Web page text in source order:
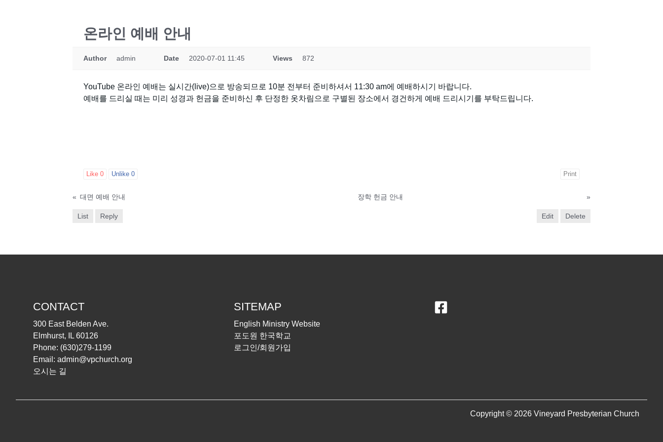
온라인 예배 안내
Author admin Date 2020-07-01 11:45 Views 872
YouTube 온라인 예배는 실시간(live)으로 방송되므로 10분 전부터 준비하셔서 11:30 am에 예배하시기 바랍니다.
예배를 드리실 때는 미리 성경과 헌금을 준비하신 후 단정한 옷차림으로 구별된 장소에서 경건하게 예배 드리시기를 부탁드립니다.
Like 0 Unlike 0 Print
« 대면 예배 안내 장학 헌금 안내 »
List Reply Edit Delete
CONTACT
300 East Belden Ave.
Elmhurst, IL 60126
Phone: (630)279-1199
Email: admin@vpchurch.org
오시는 길
SITEMAP
English Ministry Website
포도원 한국학교
로그인/회원가입
Copyright © 2026 Vineyard Presbyterian Church